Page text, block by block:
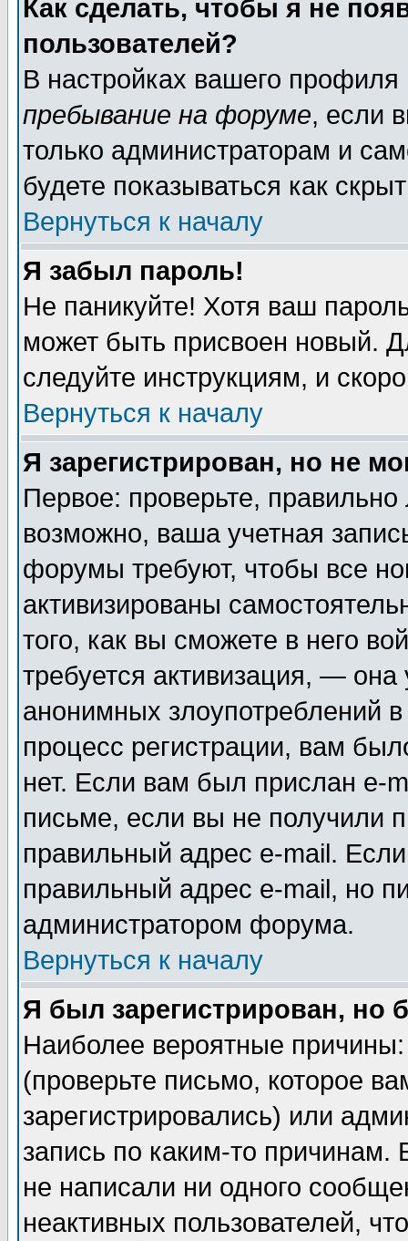
Как сделать, чтобы я не
пользователей?
В настройках вашего
пребывание на форуме, если
только администраторам и
будете показываться как
Вернуться к началу
Я забыл пароль!
Не паникуйте! Хотя ваш
может быть присвоен новый.
следуйте инструкциям, и
Вернуться к началу
Я зарегистрирован, но не
Первое: проверьте,
возможно, ваша учетная
форумы требуют, чтобы все
активизированы
того, как вы сможете в него
требуется активизация, —
анонимных злоупотреблений
процесс регистрации, вам
нет. Если вам был прислан e-
письме, если вы не получили
правильный адрес e-mail.
правильный адрес e-mail, но
администратором форума.
Вернуться к началу
Я был зарегистрирован, но
Наиболее вероятные
(проверьте письмо, которое
зарегистрировались) или
запись по каким-то
не написали ни одного
неактивных пользователей,